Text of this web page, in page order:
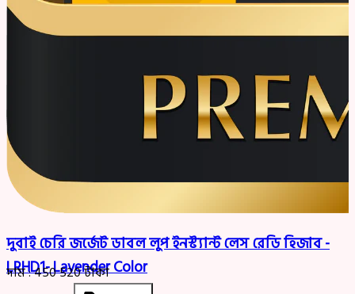
দুবাই চেরি জর্জেট ডাবল লুপ ইনস্ট্যান্ট লেস রেডি হিজাব -
LRHD1- Lavender Color
দাম :450520টাকা